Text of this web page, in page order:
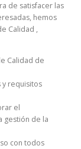
de satisfacer las
hemos
Calidad ,
Calidad de
y requisitos
el
gestión de la
con todos